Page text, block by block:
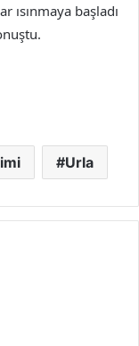
ısınmaya başladı
Urla